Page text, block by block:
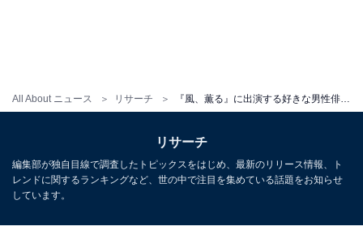
All About ニュース リサーチ
8位までの全ランキング結果を見
リサーチ
編集部が独自目線で調査したトピックスをはじめ、最新のリリース情報、ト
レンドに関するランキングなど、世の中で注目を集めている話題をお知らせ
しています。